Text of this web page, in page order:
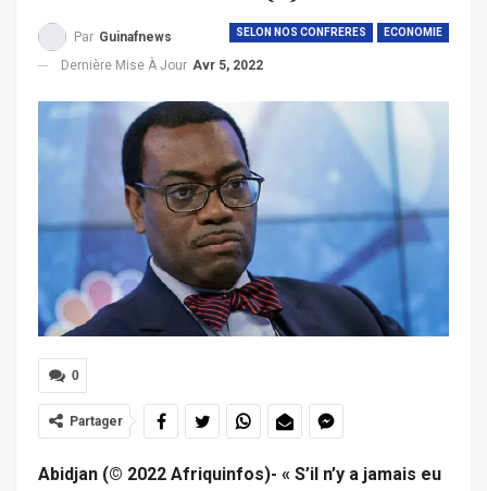
SELON NOS CONFRERES ECONOMIE
Par Guinafnews
Dernière Mise À Jour Avr 5, 2022
0
Partager
Abidjan (© 2022 Afriquinfos)- « S’il n’y a jamais eu